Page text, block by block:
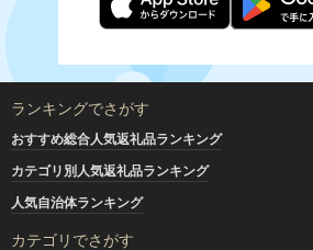
ランキングでさがす
おすすめ総合人気返礼品ランキング
カテゴリ別人気返礼品ランキング
人気自治体ランキング
カテゴリでさがす